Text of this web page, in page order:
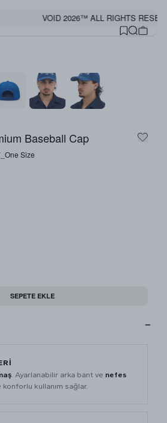
VOID 2026™ ALL RIGHTS
Baseball Cap
Size
SEPETE EKLE
. Ayarlanabilir arka bant ve nefes
konforlu kullanım sağlar.